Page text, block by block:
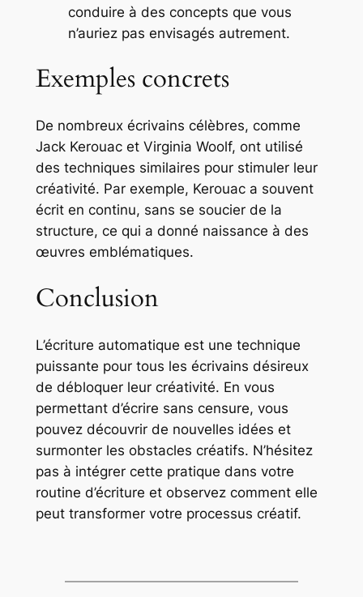
conduire à des concepts que vous
n’auriez pas envisagés autrement.
Exemples concrets
De nombreux écrivains célèbres, comme
Jack Kerouac et Virginia Woolf, ont utilisé
des techniques similaires pour stimuler leur
créativité. Par exemple, Kerouac a souvent
écrit en continu, sans se soucier de la
structure, ce qui a donné naissance à des
œuvres emblématiques.
Conclusion
L’écriture automatique est une technique
puissante pour tous les écrivains désireux
de débloquer leur créativité. En vous
permettant d’écrire sans censure, vous
pouvez découvrir de nouvelles idées et
surmonter les obstacles créatifs. N’hésitez
pas à intégrer cette pratique dans votre
routine d’écriture et observez comment elle
peut transformer votre processus créatif.